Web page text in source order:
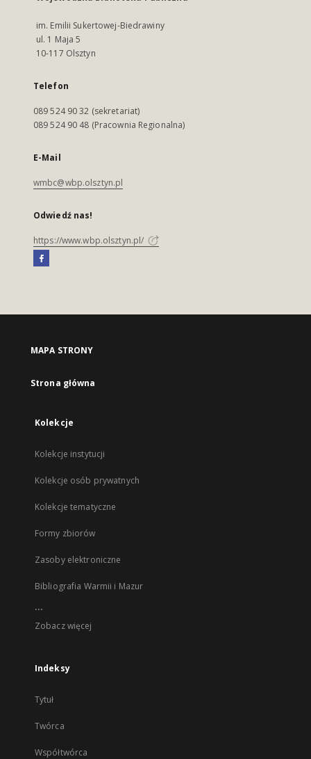
im. Emilii Sukertowej-Biedrawiny
ul. 1 Maja 5
10-117 Olsztyn
Telefon
089 524 90 32 (sekretariat)
089 524 90 48 (Pracownia Regionalna)
E-Mail
wmbc@wbp.olsztyn.pl
Odwiedź nas!
https://www.wbp.olsztyn.pl/
MAPA STRONY
Strona główna
Kolekcje
Kolekcje instytucji
Kolekcje osób prywatnych
Kolekcje tematyczne
Formy zbiorów
Zasoby elektroniczne
Bibliografia Warmii i Mazur
...
Zobacz więcej
Indeksy
Tytuł
Twórca
Współtwórca